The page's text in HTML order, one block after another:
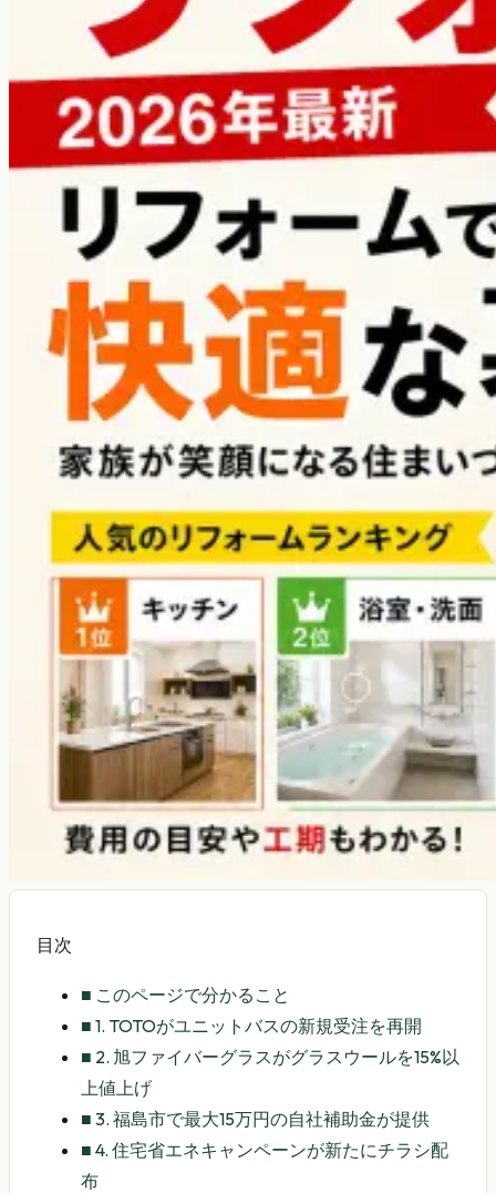
目次
■ このページで分かること
■ 1. TOTOがユニットバスの新規受注を再開
■ 2. 旭ファイバーグラスがグラスウールを15%以
上値上げ
■ 3. 福島市で最大15万円の自社補助金が提供
■ 4. 住宅省エネキャンペーンが新たにチラシ配
布